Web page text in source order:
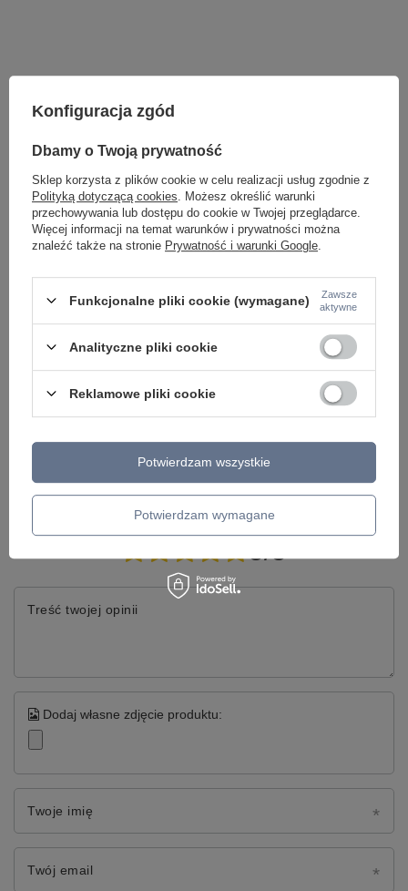
Potrzebujesz pomocy? Masz pytania lub
chcesz lepszą cenę?
Napisz do nas - doradzimy, odpowiemy
szybko i przygotujemy indywidualną ofertę
dopasowaną do Ciebie..
Napisz do nas
Model znajdziesz w kategoriach
Napisz swoją opinię
Twoja ocena:
5/5
Treść twojej opinii
Dodaj własne zdjęcie produktu:
Twoje imię
Twój email
Konfiguracja zgód
Dbamy o Twoją prywatność
Sklep korzysta z plików cookie w celu realizacji usług zgodnie z
Polityką dotyczącą cookies . Możesz określić warunki
przechowywania lub dostępu do cookie w Twojej przeglądarce.
Więcej informacji na temat warunków i prywatności można
znaleźć także na stronie Prywatność i warunki Google
Funkcjonalne pliki cookie (wymagane)
Zawsze
aktywne
Analityczne pliki cookie
Reklamowe pliki cookie
Potwierdzam wymagane
Potwierdzam wszystkie